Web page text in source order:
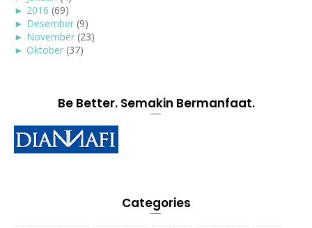
► 2016 (69)
► Desember (9)
► November (23)
► Oktober (37)
Be Better. Semakin Bermanfaat.
Categories